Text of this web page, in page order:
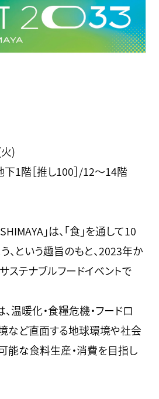
)
1階［推し100］/12～14階
」は、「食」を通して10
、という趣旨のもと、2023年か
ステナブルフードイベントで
温暖化・食糧危機・フードロ
など直面する地球環境や社会
能な食料生産・消費を目指し